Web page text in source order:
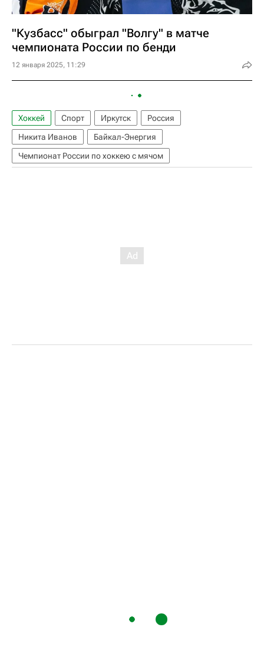
"Кузбасс" обыграл "Волгу" в матче
чемпионата России по бенди
12 января 2025, 11:29
Хоккей Спорт Иркутск
Россия
Никита Иванов
Байкал-Энергия
Чемпионат России по хоккею с мячом